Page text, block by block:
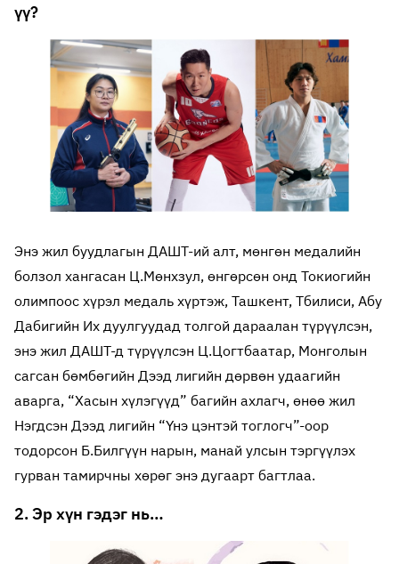
үү?
Энэ жил буудлагын ДАШТ-ий алт, мөнгөн медалийн
болзол хангасан Ц.Мөнхзул, өнгөрсөн онд Токиогийн
олимпоос хүрэл медаль хүртэж, Ташкент, Тбилиси, Абу
Дабигийн Их дуулгуудад толгой дараалан түрүүлсэн,
энэ жил ДАШТ-д түрүүлсэн Ц.Цогтбаатар, Монголын
сагсан бөмбөгийн Дээд лигийн дөрвөн удаагийн
аварга, “Хасын хүлэгүүд” багийн ахлагч, өнөө жил
Нэгдсэн Дээд лигийн “Үнэ цэнтэй тоглогч”-оор
тодорсон Б.Билгүүн нарын, манай улсын тэргүүлэх
гурван тамирчны хөрөг энэ дугаарт багтлаа.
2. Эр хүн гэдэг нь…